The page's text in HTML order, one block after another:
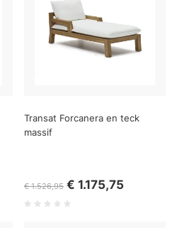
Transat Forcanera en teck
massif
€ 1.526,95 € 1.175,75